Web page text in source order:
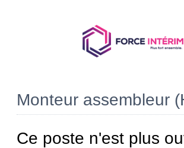
Monteur assembleur
Ce poste n'est plus